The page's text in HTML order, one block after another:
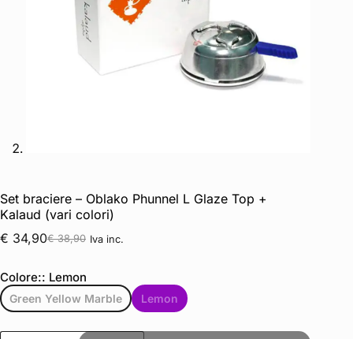
Set braciere – Oblako Phunnel L Glaze Top +
Kalaud (vari colori)
€38,90
€ 34,90 Iva inc.
Colore:: Lemon
Green Yellow Marble Lemon